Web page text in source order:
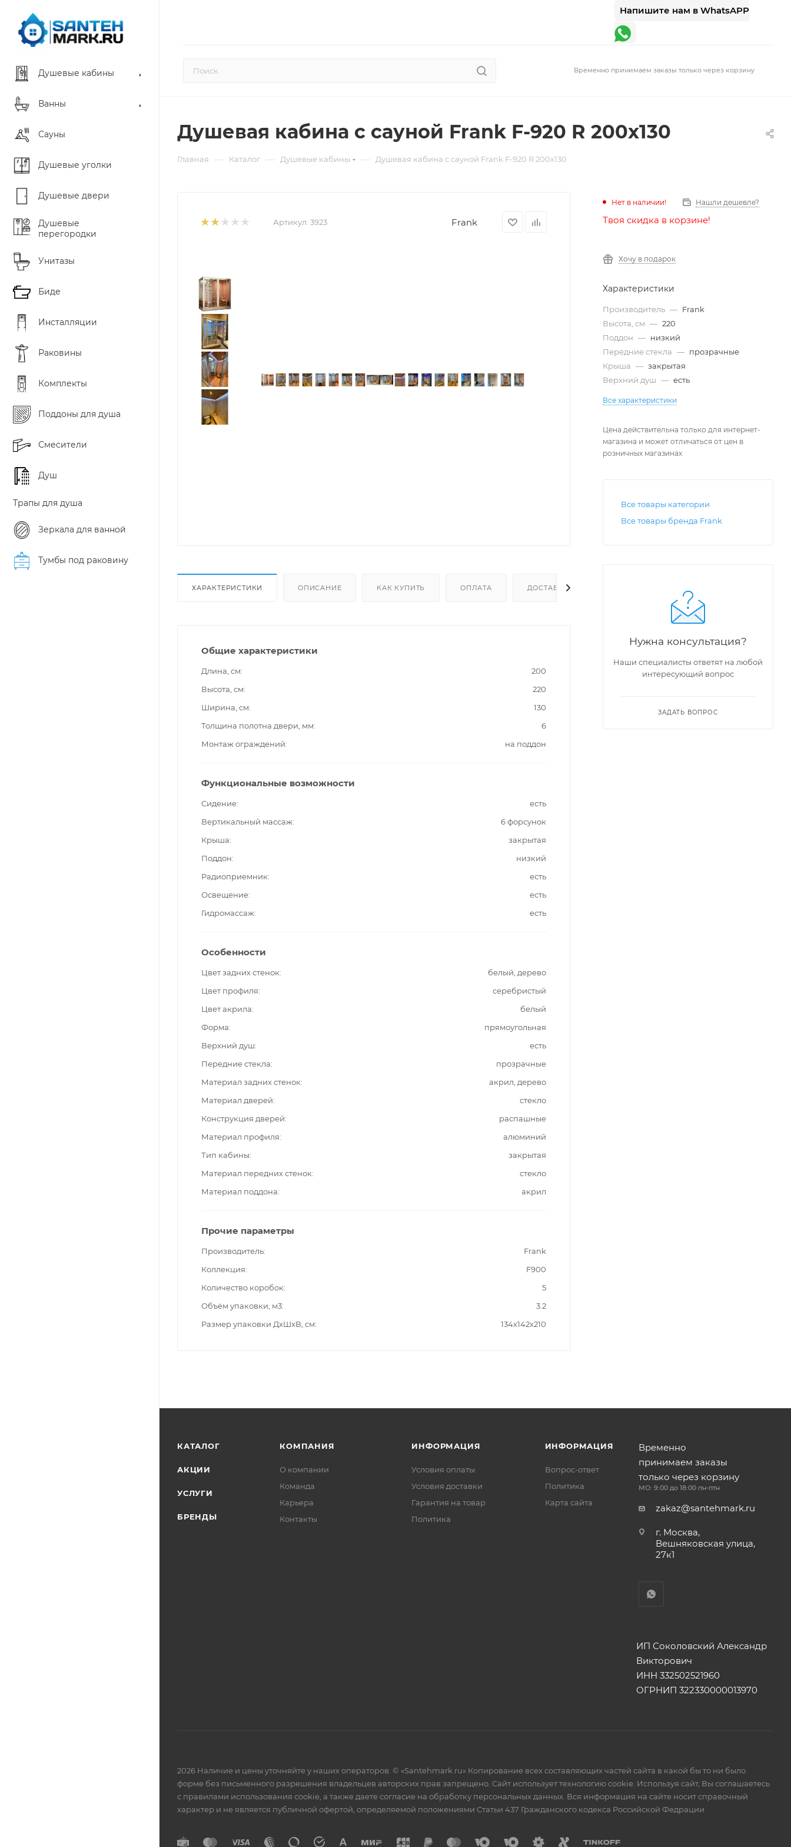
Напишите нам в WhatsAPP
Временно принимаем заказы только через корзину
Душевые кабины
Ванны
Сауны
Душевые уголки
Душевые двери
Душевые
перегородки
Унитазы
Биде
Инсталляции
Раковины
Комплекты
Поддоны для душа
Смесители
Душ
Трапы для душа
Зеркала для ванной
Тумбы под раковину
Душевая кабина с сауной Frank F-920 R 200x130
Главная — Каталог — Душевые кабины — Душевая кабина с сауной Frank F-920 R 200x130
Артикул: 3923 Frank
ХАРАКТЕРИСТИКИ ОПИСАНИЕ КАК КУПИТЬ ОПЛАТА ДОСТАВКА
Общие характеристики
Длина, см
200
Высота, см
220
Ширина, см
130
Толщина полотна двери, мм
6
Монтаж ограждений
на поддон
Функциональные возможности
Сидение
есть
Вертикальный массаж
6 форсунок
Крыша
закрытая
Поддон
низкий
Радиоприемник
есть
Освещение
есть
Гидромассаж
есть
Особенности
Цвет задних стенок
белый, дерево
Цвет профиля
серебристый
Цвет акрила
белый
Форма
прямоугольная
Верхний душ
есть
Передние стекла
прозрачные
Материал задних стенок
акрил, дерево
Материал дверей
стекло
Конструкция дверей
распашные
Материал профиля
алюминий
Тип кабины
закрытая
Материал передних стенок
стекло
Материал поддона
акрил
Прочие параметры
Производитель
Frank
Коллекция
F900
Количество коробок
5
Объём упаковки, м3
3.2
Размер упаковки ДxШxВ, см
134x142x210
Нет в наличии! Нашли дешевле?
Твоя скидка в корзине!
Хочу в подарок
Характеристики
Производитель — Frank
Высота, см — 220
Поддон — низкий
Передние стекла — прозрачные
Крыша — закрытая
Верхний душ — есть
Все характеристики
Цена действительна только для интернет-
магазина и может отличаться от цен в
розничных магазинах
Все товары категории
Все товары бренда Frank
Нужна консультация?
Наши специалисты ответят на любой
интересующий вопрос
ЗАДАТЬ ВОПРОС
КАТАЛОГ
АКЦИИ
УСЛУГИ
БРЕНДЫ
КОМПАНИЯ
О компании
Команда
Карьера
Контакты
ИНФОРМАЦИЯ
Условия оплаты
Условия доставки
Гарантия на товар
Политика
ИНФОРМАЦИЯ
Вопрос-ответ
Политика
Карта сайта
Временно
принимаем заказы
только через корзину
МО: 9:00 до 18:00 пн-птн
zakaz@santehmark.ru
г. Москва,
Вешняковская улица,
27к1
ИП Соколовский Александр
Викторович
ИНН 332502521960
ОГРНИП 322330000013970
2026 Наличие и цены уточняйте у наших операторов. © «Santehmark.ru» Копирование всех составляющих частей сайта в какой бы то ни было
форме без письменного разрешения владельцев авторских прав запрещено. Сайт использует технологию cookie. Используя сайт, Вы соглашаетесь
с правилами использования cookie, а также даете согласие на обработку персональных данных. Вся информация на сайте носит справочный
характер и не является публичной офертой, определяемой положениями Статьи 437 Гражданского кодекса Российской Федрации